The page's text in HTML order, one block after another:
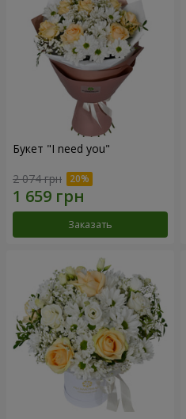
Букет "I need you"
2 074 грн
Заказать